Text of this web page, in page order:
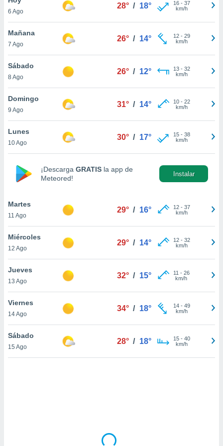
en
más
nuestra
de
aceptar
de
sitio
En
sean
el sitio
ni para
o
6 Ago
28° / 18° 16- 37
km/h
Mañana
7 Ago
26° / 14° 12- 29
km/h
Sábado
8 Ago
26° / 12° 13- 32
km/h
Domingo
9 Ago
31° / 14° 10- 22
km/h
Lunes
10 Ago
30° / 17° 15- 38
km/h
¡Descarga GRATIS la app de
Meteored!
Instalar
Martes
11 Ago
29° / 16° 12- 37
km/h
Miércoles
12 Ago
29° / 14° 12- 32
km/h
Jueves
13 Ago
32° / 15° 11 - 26
km/h
Viernes
14 Ago
34° / 18° 14- 49
km/h
Sábado
15 Ago
28° / 18° 15- 40
km/h